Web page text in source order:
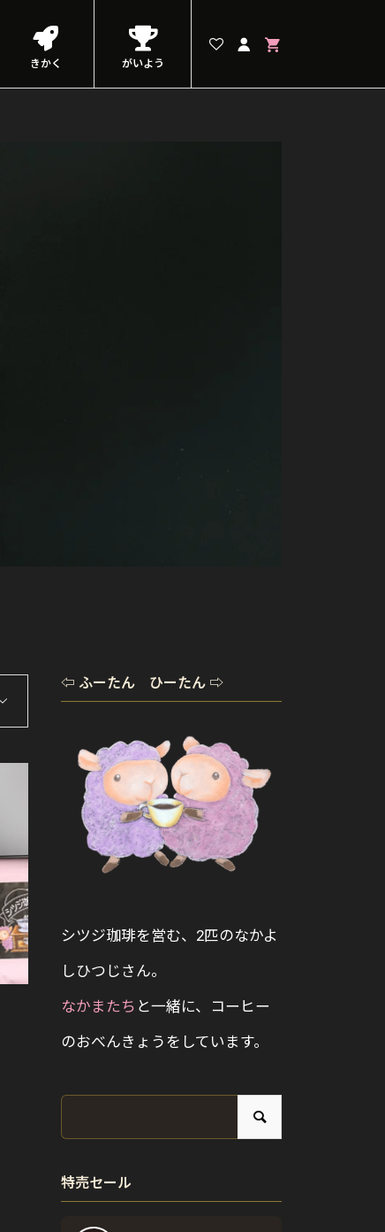
きかく がいよう
⇦ ふーたん ひーたん ⇨
シツジ珈琲を営む、2匹のなかよ
しひつじさん。
なかまたち と一緒に、コーヒー
のおべんきょうをしています。
特売セール